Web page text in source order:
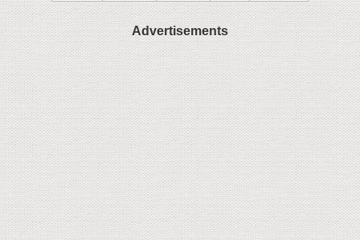
Advertisements